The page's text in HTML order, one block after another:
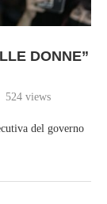
DONNE”
524 views
del governo